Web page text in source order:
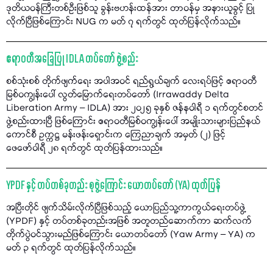
ဒုတိယဝန်ကြီးတစ်ဦးဖြစ်သူ ခွန်းဗဟန်းထန်အား တာဝန်မှ အနားယူခွင့် ပြု
လိုက်ပြီဖြစ်ကြောင်း NUG က မတ် ၇ ရက်တွင် ထုတ်ပြန်လိုက်သည်။
ဧရာဝတီအခြေပြု IDLA တပ်တော် ဖွဲ့စည်း
စစ်သုံးစစ် တိုက်ဖျက်ရေး အပါအဝင် ရည်ရွယ်ချက် လေးရပ်ဖြင့် ဧရာဝတီ
မြစ်ဝကျွန်းပေါ် လွတ်မြောက်ရေးတပ်တော် (Irrawaddy Delta
Liberation Army – IDLA) အား ၂၀၂၅ ခုနှစ် ဇန်နဝါရီ ၁ ရက်တွင်စတင်
ဖွဲ့စည်းထားပြီ ဖြစ်ကြောင်း ဧရာဝတီမြစ်ဝကျွန်းပေါ် အမျိုးသားများပြည်နယ်
ကောင်စီ ဥက္ကဋ္ဌ မန်းဖန်းရှောင်းက ကြေညာချက် အမှတ် (၂) ဖြင့်
ဖေဖော်ဝါရီ ၂၈ ရက်တွင် ထုတ်ပြန်ထားသည်။
YPDF နှင့် တပ်တစ်ခုတည်း စုဖွဲ့ကြောင်း ယောတပ်တော် (YA) ထုတ်ပြန်
အပြီးတိုင် ဖျက်သိမ်းလိုက်ပြီဖြစ်သည့် ယောပြည်သူ့ကာကွယ်ရေးတပ်ဖွဲ့
(YPDF) နှင့် တပ်တစ်ခုတည်းအဖြစ် အတူတည်ဆောက်ကာ ဆက်လက်
တိုက်ပွဲဝင်သွားမည်ဖြစ်ကြောင်း ယောတပ်တော် (Yaw Army – YA) က
မတ် ၃ ရက်တွင် ထုတ်ပြန်လိုက်သည်။